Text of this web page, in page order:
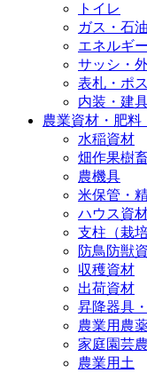
トイレ
ガス・石
エネルギ
サッシ・
表札・ポ
内装・建
農業資材・肥料
水稲資材
畑作果樹
農機具
米保管・
ハウス資
支柱（栽培
防鳥防獣
収穫資材
出荷資材
昇降器具
農業用農
家庭園芸
農業用土